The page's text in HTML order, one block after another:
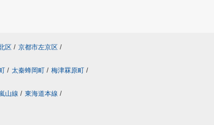
区 / 京都市左京区 /
/ 太秦蜂岡町 / 梅津罧原町 /
山線 / 東海道本線 /